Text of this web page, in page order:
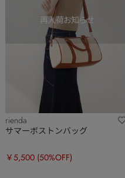
rienda
サマーボストンバッグ
￥5,500 (50%OFF)